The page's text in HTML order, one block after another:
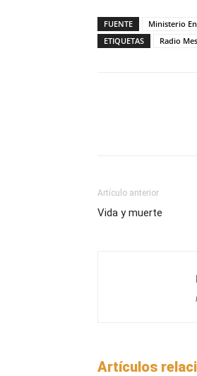
FUENTE
Ministerio
ETIQUETAS
Radio
Artículo anterior
Vida y muerte
Artículos